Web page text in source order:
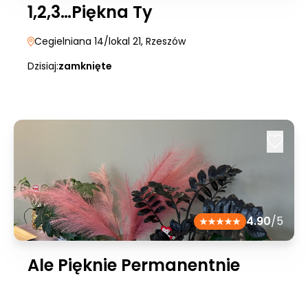
1,2,3…Piękna Ty
Cegielniana 14/lokal 21, Rzeszów
Dzisiaj:zamknięte
4.90/5
Ale Pięknie Permanentnie